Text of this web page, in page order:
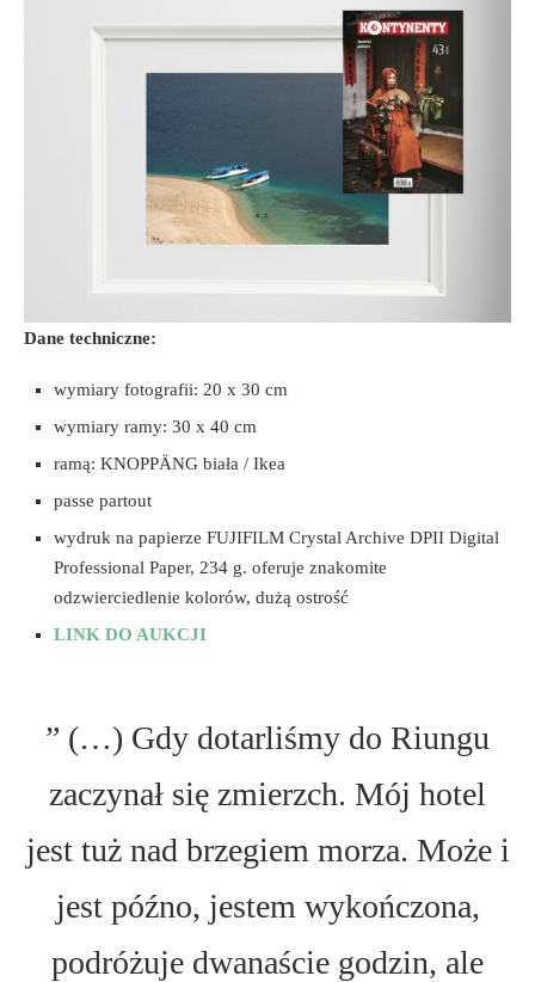
Dane techniczne:
wymiary fotografii: 20 x 30 cm
wymiary ramy: 30 x 40 cm
ramą: KNOPPÄNG biała / Ikea
passe partout
wydruk na papierze FUJIFILM Crystal Archive DPII Digital
Professional Paper, 234 g. oferuje znakomite
odzwierciedlenie kolorów, dużą ostrość
LINK DO AUKCJI
” (…) Gdy dotarliśmy do Riungu
zaczynał się zmierzch. Mój hotel
jest tuż nad brzegiem morza. Może i
jest późno, jestem wykończona,
podróżuje dwanaście godzin, ale